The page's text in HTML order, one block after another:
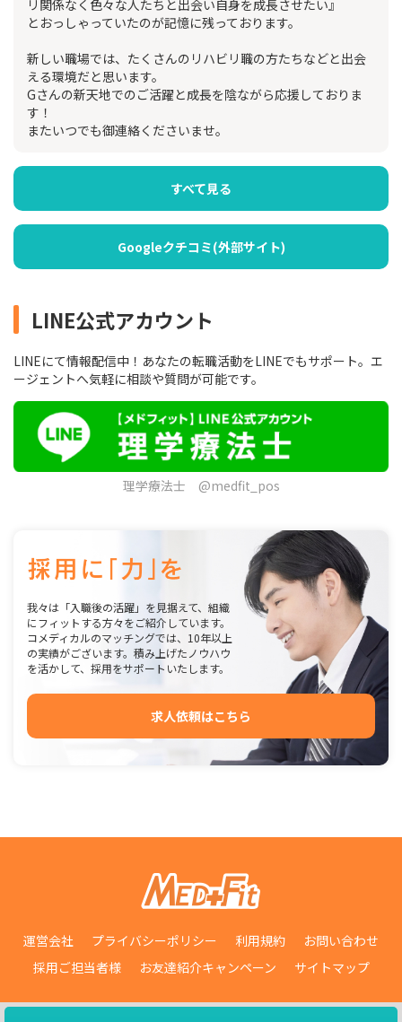
リ関係なく色々な人たちと出会い自身を成長させたい』
とおっしゃっていたのが記憶に残っております。
新しい職場では、たくさんのリハビリ職の方たちなどと出会
える環境だと思います。
Gさんの新天地でのご活躍と成長を陰ながら応援しておりま
す！
またいつでも御連絡くださいませ。
すべて見る
Googleクチコミ(外部サイト)
LINE公式アカウント
LINEにて情報配信中！あなたの転職活動をLINEでもサポート。エ
ージェントへ気軽に相談や質問が可能です。
理学療法士 @medfit_pos
我々は「入職後の活躍」を見据えて、組織
にフィットする方々をご紹介しています。
コメディカルのマッチングでは、10年以上
の実績がございます。積み上げたノウハウ
を活かして、採用をサポートいたします。
求人依頼はこちら
運営会社 プライバシーポリシー 利用規約
お問い合わせ
採用ご担当者様
お友達紹介キャンペーン サイトマップ